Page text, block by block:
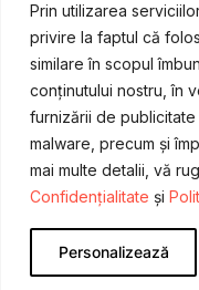
Prin utilizarea
privire la faptul că
similare în scopul
conținutului nostru, în
furnizării de
malware, precum și
mai multe detalii, vă
Confidențialitate și
Personalizează
Designed